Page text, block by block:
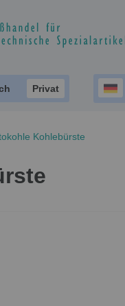
Privat
Kohlebürste